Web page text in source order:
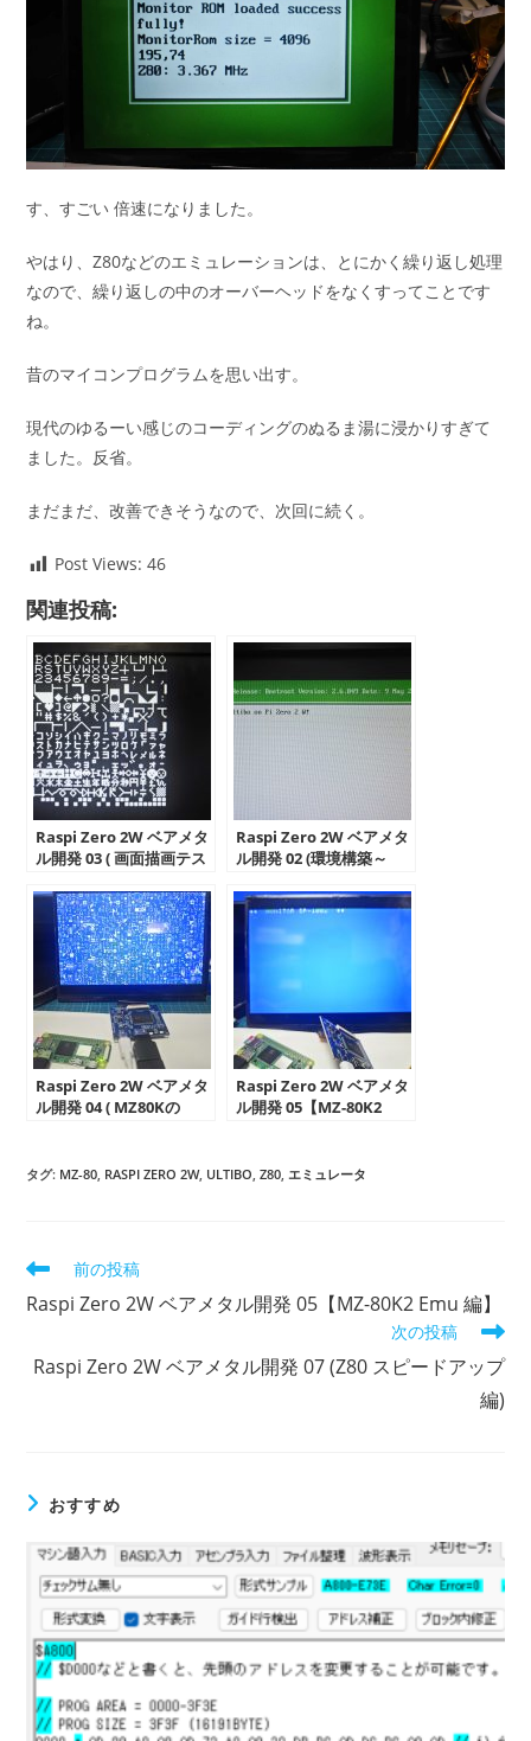
す、すごい 倍速になりました。
やはり、Z80などのエミュレーションは、とにかく繰り返し処理
なので、繰り返しの中のオーバーヘッドをなくすってことです
ね。
昔のマイコンプログラムを思い出す。
現代のゆるーい感じのコーディングのぬるま湯に浸かりすぎて
ました。反省。
まだまだ、改善できそうなので、次回に続く。
Post Views: 46
関連投稿:
Raspi Zero 2W ベアメタ
ル開発 03 ( 画面描画テス
Raspi Zero 2W ベアメタ
ル開発 02 (環境構築～
Raspi Zero 2W ベアメタ
ル開発 04 ( MZ80Kの
Raspi Zero 2W ベアメタ
ル開発 05【MZ-80K2
タグ: MZ-80, RASPI ZERO 2W, ULTIBO, Z80, エミュレータ
前の投稿
Raspi Zero 2W ベアメタル開発 05【MZ-80K2 Emu 編】
次の投稿
Raspi Zero 2W ベアメタル開発 07 (Z80 スピードアップ
編)
おすすめ